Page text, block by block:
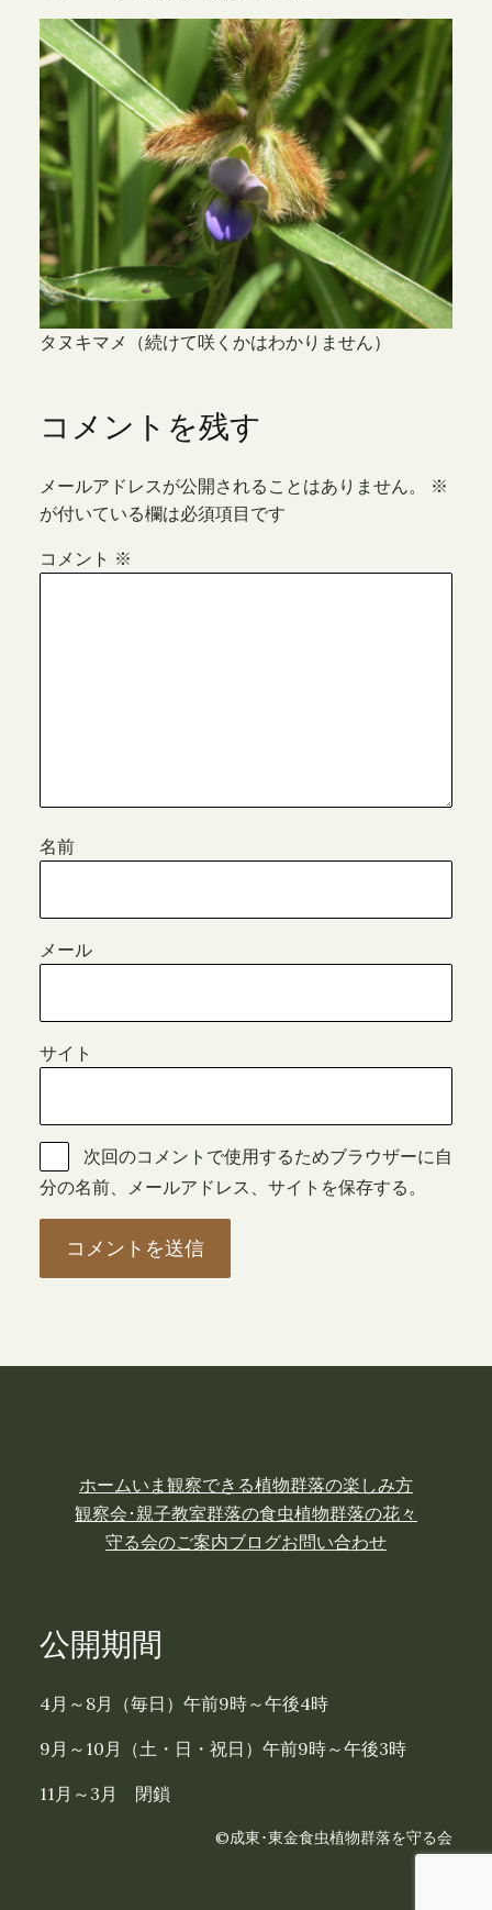
タヌキマメ（続けて咲くかはわかりません）
コメントを残す
メールアドレスが公開されることはありません。
※
が付いている欄は必須項目です
コメント ※
名前
メール
サイト
次回のコメントで使用するためブラウザーに自
分の名前、メールアドレス、サイトを保存する。
ホームいま観察できる植物群落の楽しみ方
観察会･親子教室群落の食虫植物群落の花々
守る会のご案内ブログお問い合わせ
公開期間
4月～8月（毎日）午前9時～午後4時
9月～10月（土・日・祝日）午前9時～午後3時
11月～3月 閉鎖
©成東･東金食虫植物群落を守る会